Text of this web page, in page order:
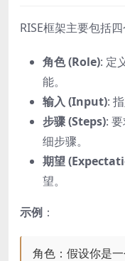
RISE框架主要包括
角色 (Role): 定
能。
输入 (Input):
步骤 (Steps):
细步骤。
期望
望。
示例 ：
角色：假设你是一